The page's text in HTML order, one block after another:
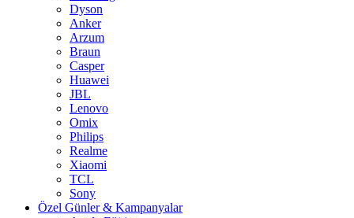
Dyson
Anker
Arzum
Braun
Casper
Huawei
JBL
Lenovo
Omix
Philips
Realme
Xiaomi
TCL
Sony
Özel Günler & Kampanyalar